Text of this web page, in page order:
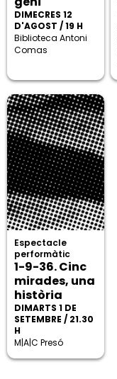
DIMECRES 12
D'AGOST / 19 H
Biblioteca Antoni
Comas
Espectacle
performàtic
1-9-36. Cinc
mirades, una
història
DIMARTS 1 DE
SETEMBRE / 21.30
H
M|A|C Presó